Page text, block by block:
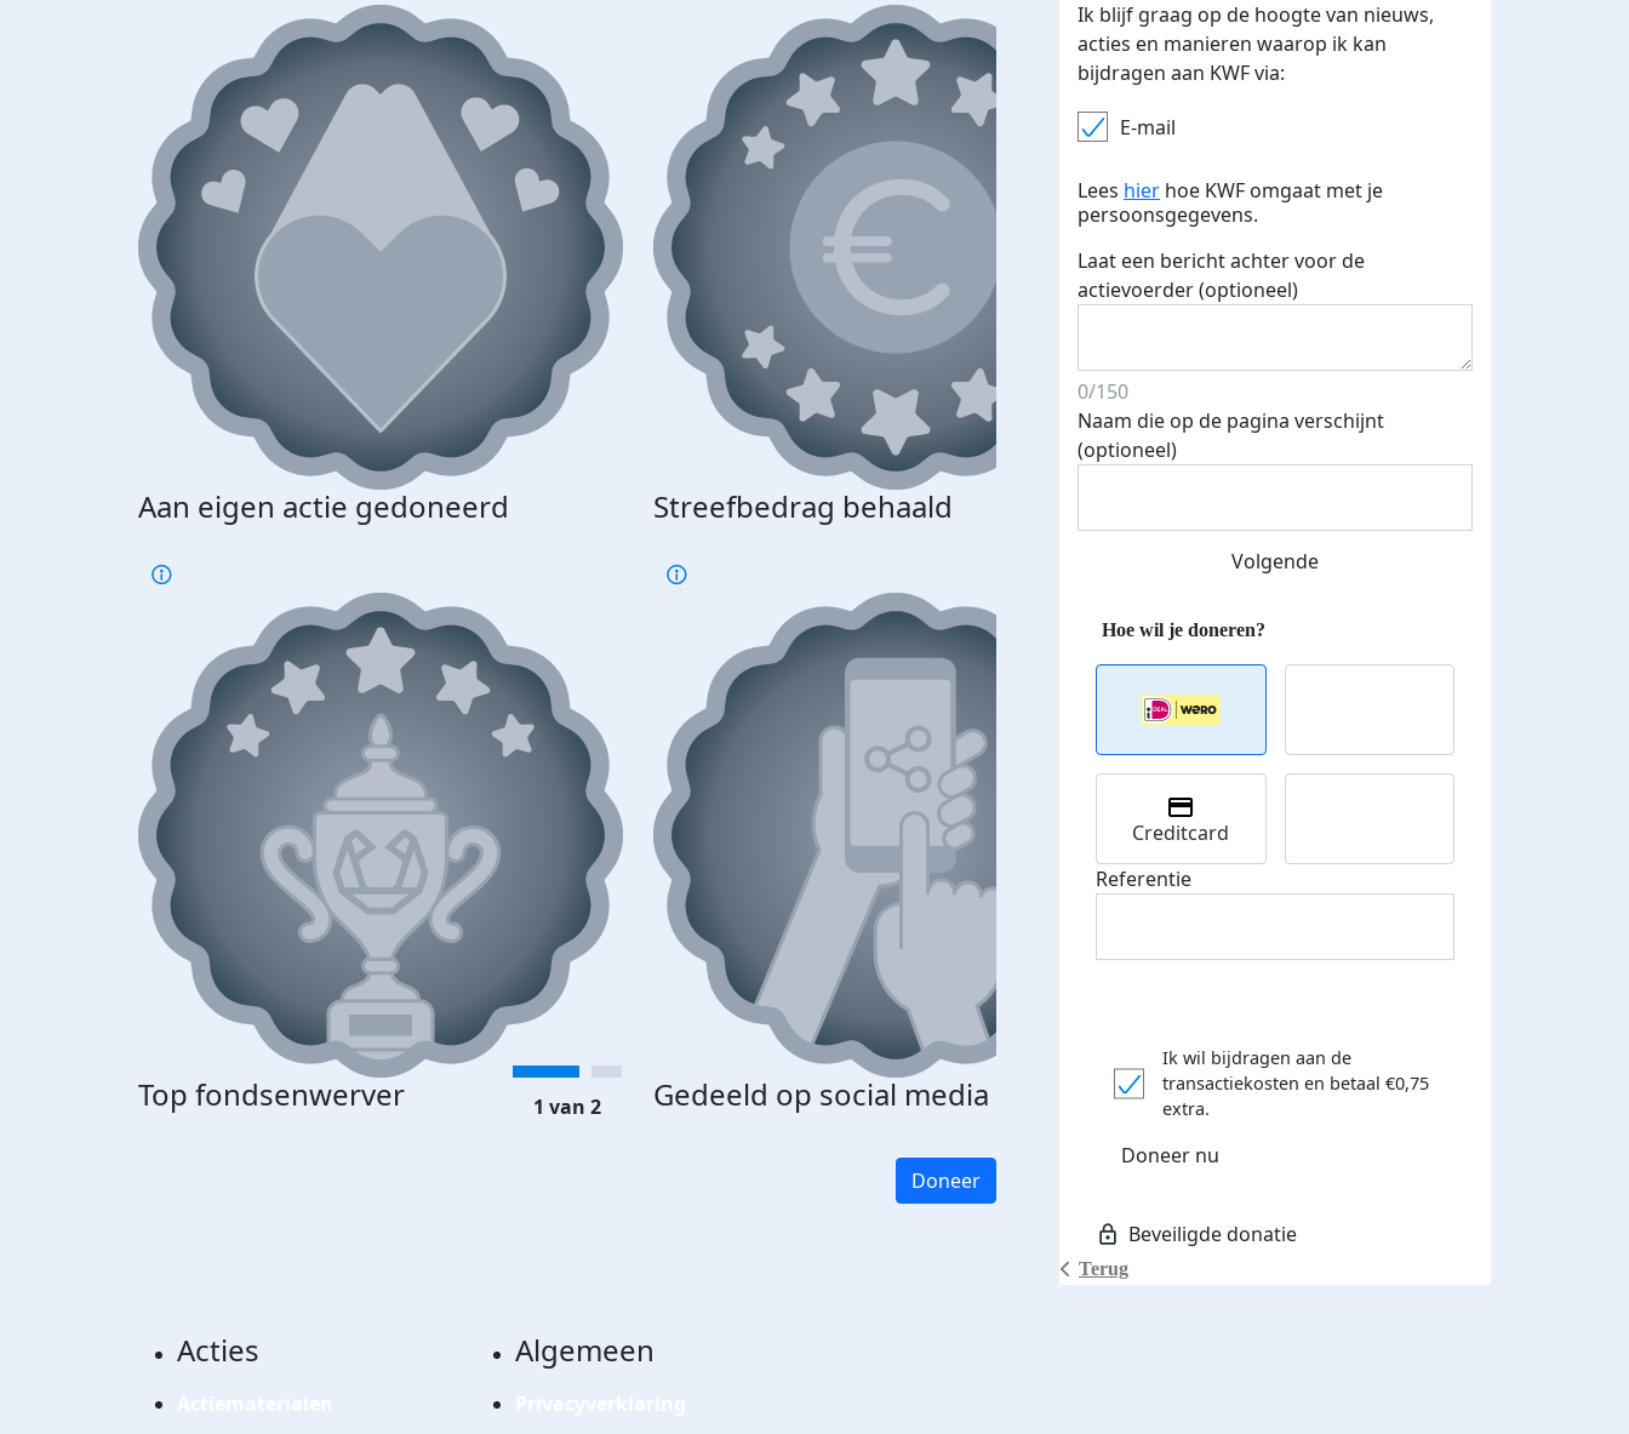
Aan eigen actie gedoneerd Streefbedrag behaald
Top fondsenwerver Gedeeld op social media Donateurs bedankt
1 van 2
Doneer
Ik blijf graag op de hoogte van nieuws,
acties en manieren waarop ik kan
bijdragen aan KWF via:
E-mail
Lees hier hoe KWF omgaat met je
persoonsgegevens.
Laat een bericht achter voor de
actievoerder (optioneel)
0/150
Naam die op de pagina verschijnt
(optioneel)
Volgende
Terug
Creditcard
Referentie
Ik wil bijdragen aan de
transactiekosten en betaal €0,75
extra.
Doneer nu
Acties Algemeen